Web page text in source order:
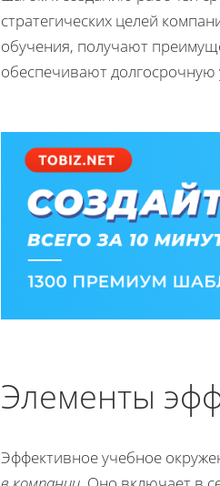
стратегических целей
обучения, получают
обеспечивают долгосрочную
Элементы
Эффективное учебное